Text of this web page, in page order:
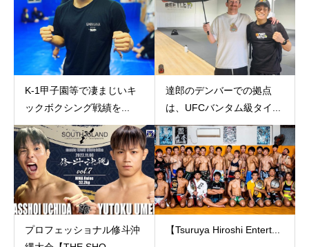
K-1甲子園等で凄まじいキ
ックボクシング戦績を...
達郎のデンバーでの拠点
は、UFCバンタム級タイ...
プロフェッショナル修斗沖
【Tsuruya Hiroshi Entert...